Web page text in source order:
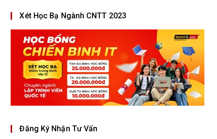
Xét Học Bạ Ngành CNTT 2023
Đăng Ký Nhận Tư Vấn